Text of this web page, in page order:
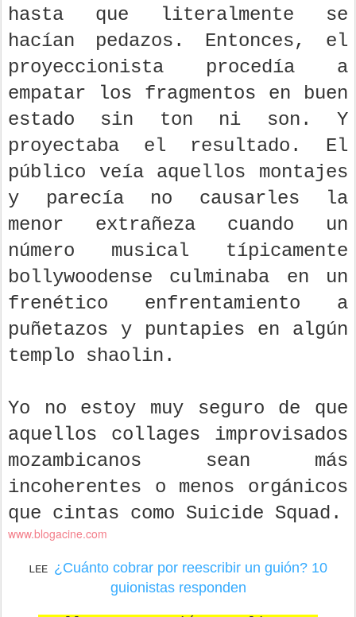
hasta que literalmente se
hacían pedazos. Entonces, el
proyeccionista procedía a
empatar los fragmentos en buen
estado sin ton ni son. Y
proyectaba el resultado. El
público veía aquellos montajes
y parecía no causarles la
menor extrañeza cuando un
número musical típicamente
bollywoodense culminaba en un
frenético enfrentamiento a
puñetazos y puntapies en algún
templo shaolin.
Yo no estoy muy seguro de que
aquellos collages improvisados
mozambicanos sean más
incoherentes o menos orgánicos
que cintas como Suicide Squad.
www.blogacine.com
LEE ¿Cuánto cobrar por reescribir un guión? 10
guionistas responden